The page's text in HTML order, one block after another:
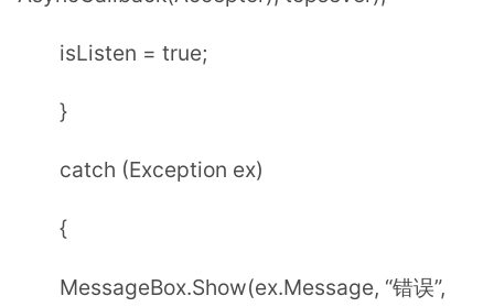
isListen = true;
}
catch (Exception ex)
{
MessageBox.Show(ex.Message, “错误”,